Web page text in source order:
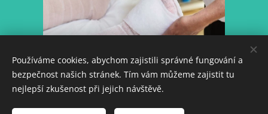
https://www.zeha.cz
Používáme cookies, abychom zajistili správné fungování a
bezpečnost našich stránek. Tím vám můžeme zajistit tu
nejlepší zkušenost při jejich návštěvě.